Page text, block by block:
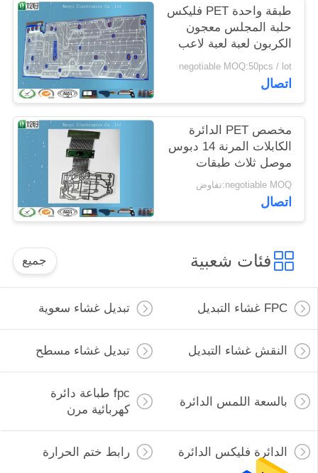
طبقة واحدة PET فليكس
حلبة المجلس معجون
الكربون لعبة لعبة لاعب
غشاء التبديل
negotiable MOQ:50pcs / lot
اتصال
مخصص PET الدائرة
الكابلات المرنة 14 دبوس
موصل ثلاث طبقات
وجهان طبقة ESD درع
negotiable MOQ:تفاوض
اتصال
فئات شعبية جميع
FPC غشاء التبديل تبديل غشاء سعوية
النقش غشاء التبديل تبديل غشاء مسطح
بالسعة اللمس الدائرة
fpc طباعة دائرة
كهربائية مرن
الدائرة فليكس الدائرة رابط ختم الحرارة